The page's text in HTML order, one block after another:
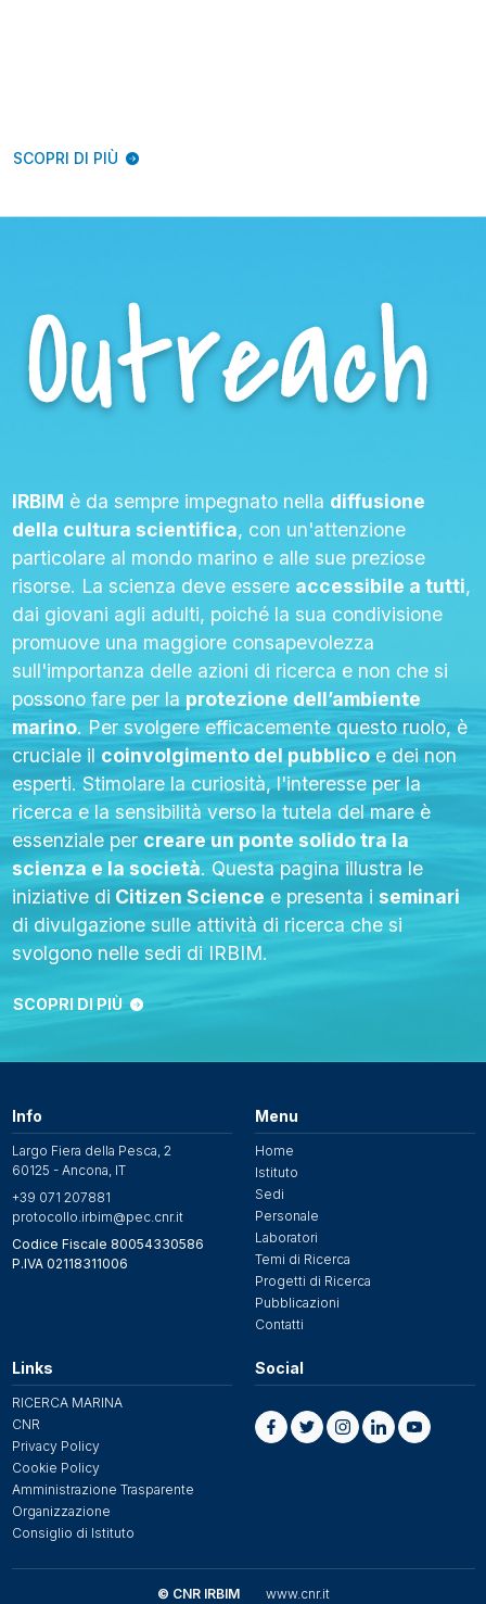
SCOPRI DI PIÙ
IRBIM è da sempre impegnato nella diffusione
della cultura scientifica, con un'attenzione
particolare al mondo marino e alle sue preziose
risorse. La scienza deve essere accessibile a tutti,
dai giovani agli adulti, poiché la sua condivisione
promuove una maggiore consapevolezza
sull'importanza delle azioni di ricerca e non che si
possono fare per la protezione dell’ambiente
marino. Per svolgere efficacemente questo ruolo, è
cruciale il coinvolgimento del pubblicoe dei non
esperti. Stimolare la curiosità, l'interesse per la
ricerca e la sensibilità verso la tutela del mare è
essenziale per creare un ponte solido tra la
scienza e la società. Questa pagina illustra le
iniziative di Citizen Science e presenta i seminari
di divulgazione sulle attività di ricerca che si
svolgono nelle sedi di IRBIM.
SCOPRI DI PIÙ
Info
Largo Fiera della Pesca, 2
60125 - Ancona, IT
+39 071 207881
protocollo.irbim@pec.cnr.it
Codice Fiscale 80054330586
P.IVA 02118311006
Menu
Home
Istituto
Sedi
Personale
Laboratori
Temi di Ricerca
Progetti di Ricerca
Pubblicazioni
Contatti
Links
RICERCA MARINA
CNR
Privacy Policy
Cookie Policy
Amministrazione Trasparente
Organizzazione
Consiglio di Istituto
Social
© CNR IRBIM www.cnr.it